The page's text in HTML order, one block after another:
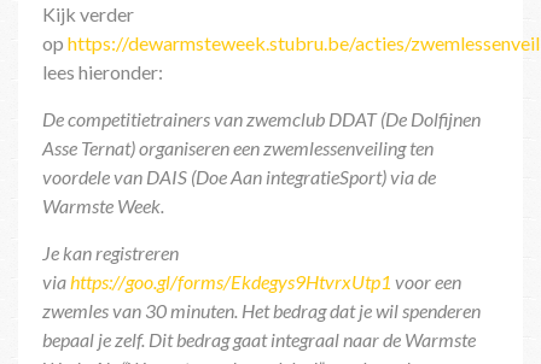
Kijk verder
op https://dewarmsteweek.stubru.be/acties/
lees hieronder:
De competitietrainers van zwemclub DDAT (De Dolfijnen
Asse Ternat) organiseren een zwemlessenveiling ten
voordele van DAIS (Doe Aan integratieSport) via de
Warmste Week.
Je kan registreren
viahttps://goo.gl/forms/Ekdegys9HtvrxUtp1 voor een
zwemles van 30 minuten. Het bedrag dat je wil spenderen
bepaal je zelf. Dit bedrag gaat integraal naar de Warmste